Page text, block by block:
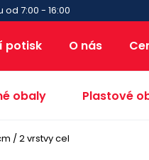
7:00 - 16:00
potisk O nás
obaly Plastové
/ 2 vrstvy cel